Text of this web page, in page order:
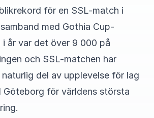
för en SSL-match i
med Gothia Cup-
i år var det över 9 000 på
och SSL-matchen har
del av upplevelse för lag
Göteborg för världens största